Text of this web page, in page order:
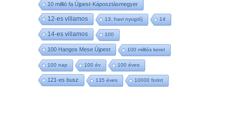
10 millió fa Újpest-Káposztásmegyer
12-es villamos 13. havi nyugdíj 14
14-es villamos 100
100 Hangos Mese Újpest 100 milliós keret
100 nap 100 év 100 éves
121-es busz 135 éves 10000 forint